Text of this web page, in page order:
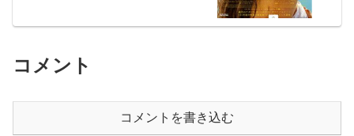
コメント
コメントを書き込む